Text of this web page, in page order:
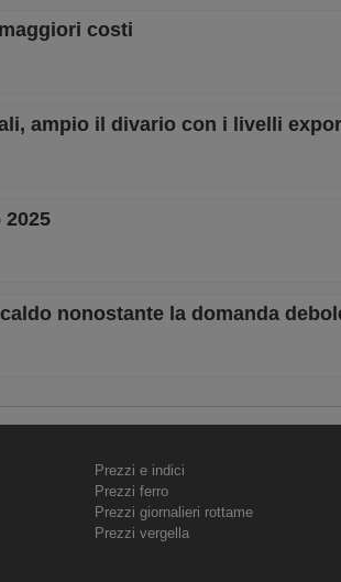
costi
ampio il divario con i livelli
nonostante la domanda
Prezzi e indici
Prezzi ferro
Prezzi giornalieri rottame
Prezzi vergella